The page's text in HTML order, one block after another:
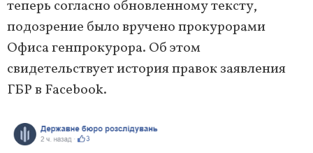
теперь согласно обновленному тексту,
подозрение было вручено прокурорами
Офиса генпрокурора. Об этом
свидетельствует история правок заявления
ГБР в Facebook.